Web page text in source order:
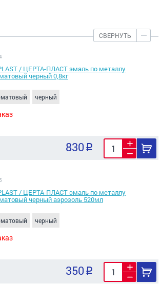
СВЕРНУТЬ
/ ЦЕРТА-ПЛАСТ эмаль по металлу
черный 0,8кг
черный
830
/ ЦЕРТА-ПЛАСТ эмаль по металлу
черный аэрозоль 520мл
черный
350